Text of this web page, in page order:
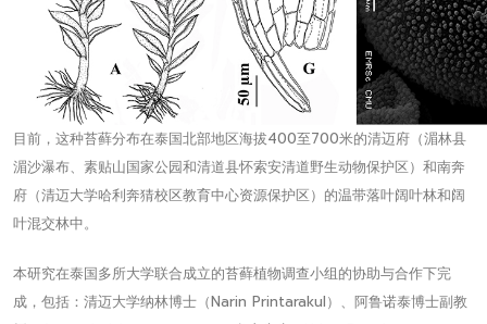
目前，这种苔藓分布在泰国北部地区海拔400至700米的清迈府（湄林县
湄沙瀑布、素贴山国家公园和清道县怀索安清道野生动物保护区）和南奔
府（清迈大学哈利奔猜校区教育中心资源保护区）的温带落叶阔叶林和阔
叶混交林中。
本研究在泰国多所大学联合成立的苔藓植物调查小组的协助与合作下完
成，包括：清迈大学纳林博士（Narin Printarakul）、阿鲁诺泰博士副教